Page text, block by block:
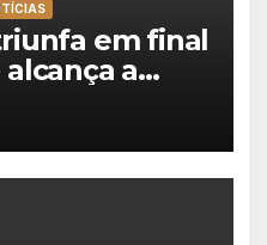
em final
a
carreira na